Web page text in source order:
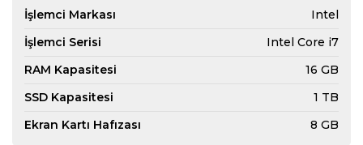
İşlemci Markası
Intel
İşlemci Serisi
Intel Core i7
RAM Kapasitesi
16 GB
SSD Kapasitesi
1 TB
Ekran Kartı Hafızası
8 GB